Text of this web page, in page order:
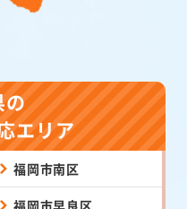
の
エリア
福岡市南区
福岡市早良区